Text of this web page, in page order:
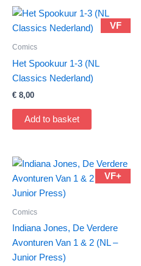
VF
Comics
Het Spookuur 1-3 (NL
Classics Nederland)
€ 8,00
Add to basket
VF+
Comics
Indiana Jones, De Verdere
Avonturen Van 1 & 2 (NL –
Junior Press)